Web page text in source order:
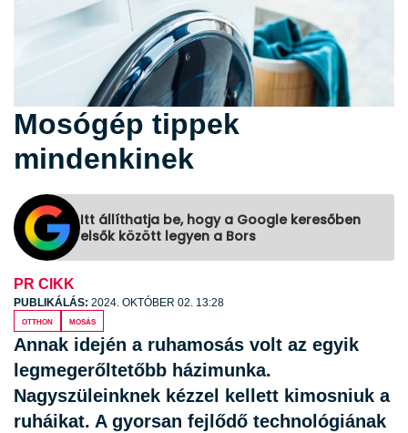
Mosógép tippek
mindenkinek
Itt állíthatja be, hogy a Google keresőben
elsők között legyen a Bors
PR CIKK
PUBLIKÁLÁS: 2024. OKTÓBER 02. 13:28
otthon
mosás
Annak idején a ruhamosás volt az egyik
legmegerőltetőbb házimunka.
Nagyszüleinknek kézzel kellett kimosniuk a
ruháikat. A gyorsan fejlődő technológiának